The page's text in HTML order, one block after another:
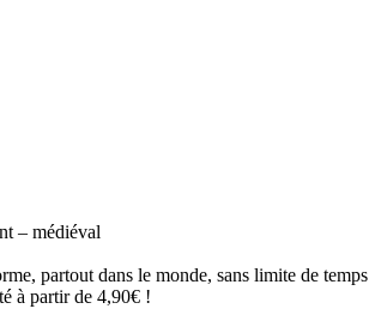
– médiéval
partout dans le monde, sans limite de temps
à partir de 4,90€ !